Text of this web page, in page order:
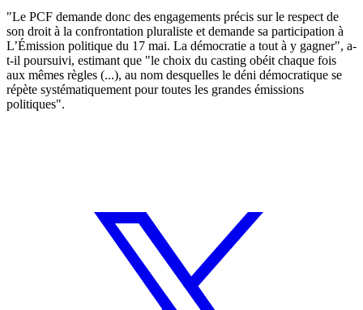
"Le PCF demande donc des engagements précis sur le respect de
son droit à la confrontation pluraliste et demande sa participation à
L’Émission politique du 17 mai. La démocratie a tout à y gagner", a-
t-il poursuivi, estimant que "le choix du casting obéit chaque fois
aux mêmes règles (...), au nom desquelles le déni démocratique se
répète systématiquement pour toutes les grandes émissions
politiques".